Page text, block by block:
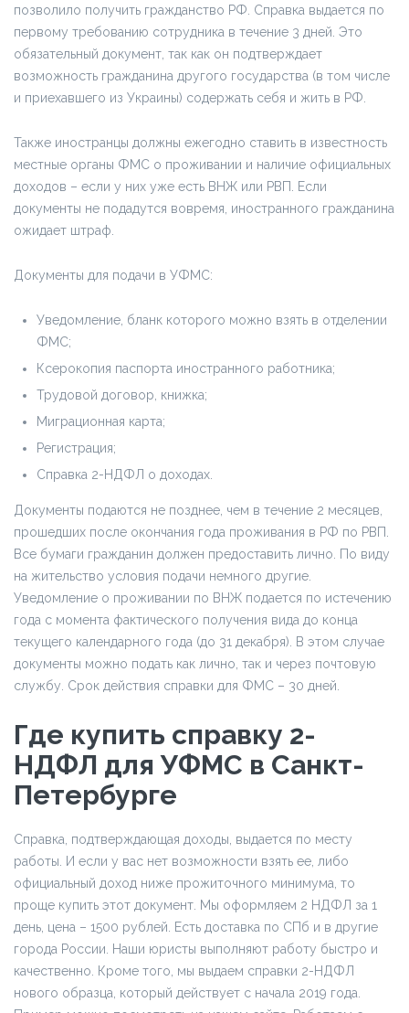
позволило получить гражданство РФ. Справка выдается по
первому требованию сотрудника в течение 3 дней. Это
обязательный документ, так как он подтверждает
возможность гражданина другого государства (в том числе
и приехавшего из Украины) содержать себя и жить в РФ.
Также иностранцы должны ежегодно ставить в известность
местные органы ФМС о проживании и наличие официальных
доходов – если у них уже есть ВНЖ или РВП. Если
документы не подадутся вовремя, иностранного гражданина
ожидает штраф.
Документы для подачи в УФМС:
Уведомление, бланк которого можно взять в отделении
ФМС;
Ксерокопия паспорта иностранного работника;
Трудовой договор, книжка;
Миграционная карта;
Регистрация;
Справка 2-НДФЛ о доходах.
Документы подаются не позднее, чем в течение 2 месяцев,
прошедших после окончания года проживания в РФ по РВП.
Все бумаги гражданин должен предоставить лично. По виду
на жительство условия подачи немного другие.
Уведомление о проживании по ВНЖ подается по истечению
года с момента фактического получения вида до конца
текущего календарного года (до 31 декабря). В этом случае
документы можно подать как лично, так и через почтовую
службу. Срок действия справки для ФМС – 30 дней.
Где купить справку 2-
НДФЛ для УФМС в Санкт-
Петербурге
Справка, подтверждающая доходы, выдается по месту
работы. И если у вас нет возможности взять ее, либо
официальный доход ниже прожиточного минимума, то
проще купить этот документ. Мы оформляем 2 НДФЛ за 1
день, цена – 1500 рублей. Есть доставка по СПб и в другие
города России. Наши юристы выполняют работу быстро и
качественно. Кроме того, мы выдаем справки 2-НДФЛ
нового образца, который действует с начала 2019 года.